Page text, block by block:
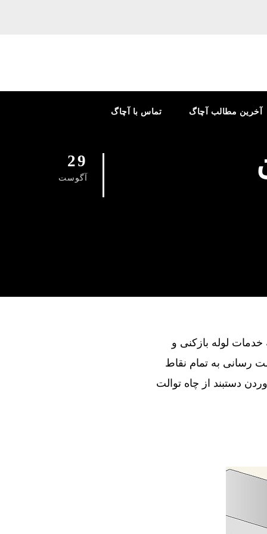
تماس با آچاگ آخرین مطالب آچاگ
29
آگوست
در ارائه خدمات لوله بازکنی و
رسانی به تمام نقاط
دستبند از چاه توالت